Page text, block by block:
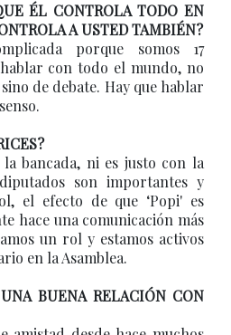
ÉL CONTROLA TODO EN
A USTED TAMBIÉN?
porque somos 17
con todo el mundo, no
de debate. Hay que hablar
bancada, ni es justo con la
son importantes y
el efecto de que ‘Popi' es
hace una comunicación más
un rol y estamos activos
en la Asamblea.
BUENA RELACIÓN CON